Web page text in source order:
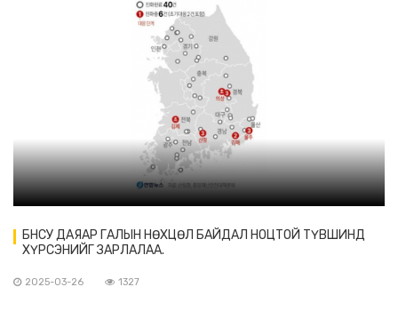
БНСУ ДАЯАР ГАЛЫН НӨХЦӨЛ БАЙДАЛ НОЦТОЙ ТҮВШИНД
ХҮРСЭНИЙГ ЗАРЛАЛАА.
2025-03-26 1327